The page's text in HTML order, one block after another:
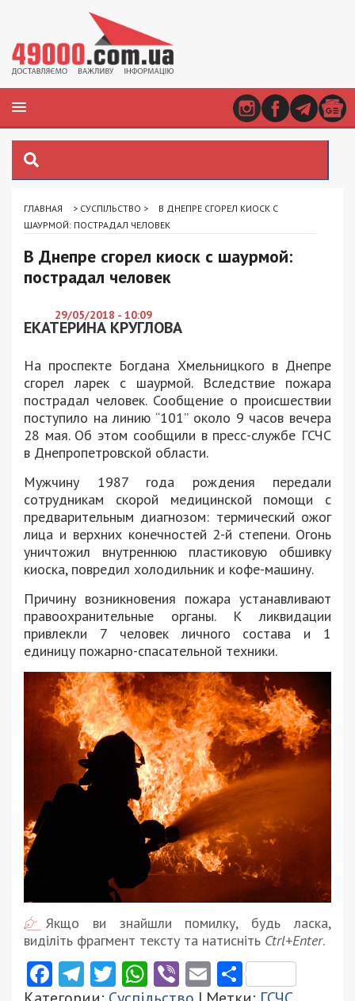
ГЛАВНАЯ > СУСПІЛЬСТВО >
В ДНЕПРЕ СГОРЕЛ КИОСК С
ШАУРМОЙ: ПОСТРАДАЛ ЧЕЛОВЕК
В Днепре сгорел киоск с шаурмой:
пострадал человек
29/05/2018 - 10:09
ЕКАТЕРИНА КРУГЛОВА
На проспекте Богдана Хмельницкого в Днепре
сгорел ларек с шаурмой. Вследствие пожара
пострадал человек. Сообщение о происшествии
поступило на линию “101” около 9 часов вечера
28 мая. Об этом сообщили в пресс-службе ГСЧС
в Днепропетровской области.
Мужчину 1987 года рождения передали
сотрудникам скорой медицинской помощи с
предварительным диагнозом: термический ожог
лица и верхних конечностей 2-й степени. Огонь
уничтожил внутреннюю пластиковую обшивку
киоска, повредил холодильник и кофе-машину.
Причину возникновения пожара устанавливают
правоохранительные органы. К ликвидации
привлекли 7 человек личного состава и 1
единицу пожарно-спасательной техники.
Якщо ви знайшли помилку, будь ласка,
виділіть фрагмент тексту та натисніть Ctrl+Enter.
Facebook
Telegram
Twitter
WhatsApp
ViberEmail